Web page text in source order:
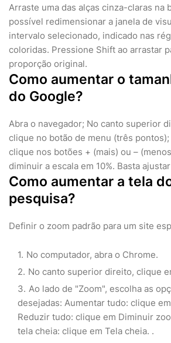
Arraste uma das alças cinza-claras na
possível redimensionar a janela de
intervalo selecionado, indicado nas
coloridas. Pressione Shift ao arrastar
proporção original.
Como aumentar o
do Google?
Abra o navegador; No canto superior
clique no botão de menu (três pontos);
clique nos botões + (mais) ou –
diminuir a escala em 10%. Basta
Como aumentar a tela
pesquisa?
Definir o zoom padrão para um site
No computador, abra o Chrome.
No canto superior direito, clique
Ao lado de "Zoom", escolha as
desejadas: Aumentar tudo: clique
Reduzir tudo: clique em Diminuir
tela cheia: clique em Tela cheia. .